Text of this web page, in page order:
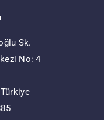
Sk.
No: 4